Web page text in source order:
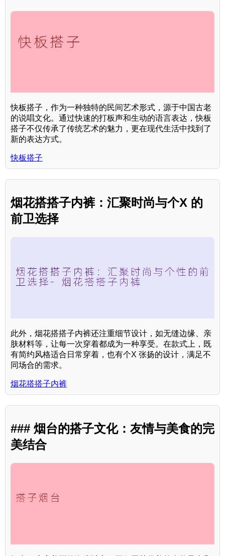
快板搭子，作为一种独特的民间艺术形式，源于中国古老
的说唱文化。通过快速的打板声和生动的语言表达，快板
搭子不仅传承了传统艺术的魅力，更在现代生活中找到了
新的表达方式。
快板搭子
烟花搭搭子内裤：汇聚时尚与个X 的
前卫选择
此外，烟花搭搭子内裤还注重细节设计，如无缝边缘、亲
肤材料等，让每一次穿着都成为一种享受。在款式上，既
有简约风格适合日常穿着，也有个X 张扬的设计，满足不
同场合的需求。
烟花搭搭子内裤
### 烟台的搭子文化：友情与美食的完
美结合